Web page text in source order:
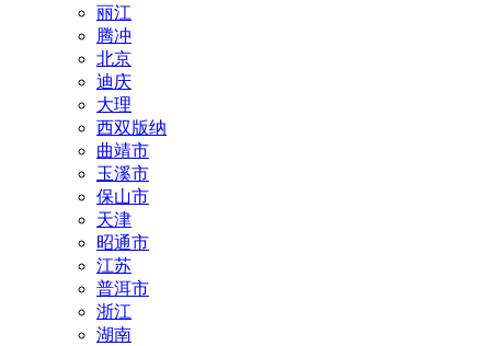
丽江
腾冲
北京
迪庆
大理
西双版纳
曲靖市
玉溪市
保山市
天津
昭通市
江苏
普洱市
浙江
湖南